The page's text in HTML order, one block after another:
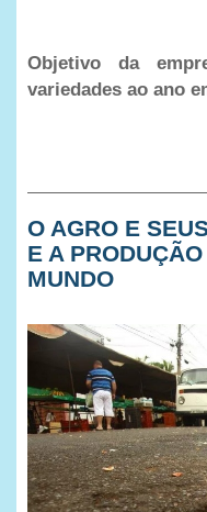
Objetivo da
variedades ao ano
O AGRO E
E A
MUNDO